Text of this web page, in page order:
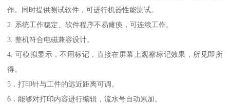
作。同时提供测试软件，可进行机器性能测试。
2. 系统工作稳定、软件程序不易瘫痪，可连续工作。
3. 整机符合电磁兼容设计。
4. 可模拟显示，不用标记，直接在屏幕上观察标记效果，所见即所
得。
5．打印针与工件的远近距离可调。
6．能够对打印内容进行编辑，流水号自动累加。